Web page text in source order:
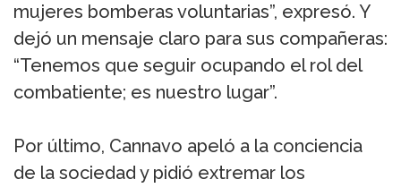
mujeres bomberas voluntarias”, expresó. Y
dejó un mensaje claro para sus compañeras:
“Tenemos que seguir ocupando el rol del
combatiente; es nuestro lugar”.
Por último, Cannavo apeló a la conciencia
de la sociedad y pidió extremar los